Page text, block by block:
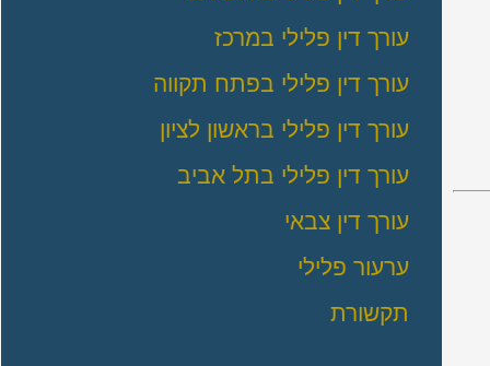
עורך דין פלילי במרכז
עורך דין פלילי בפתח תקווה
עורך דין פלילי בראשון לציון
עורך דין פלילי בתל אביב
עורך דין צבאי
ערעור פלילי
תקשורת